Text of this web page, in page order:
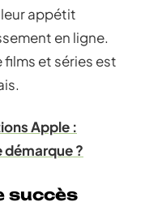
appétit
en ligne.
films et séries est
Apple :
?
succès